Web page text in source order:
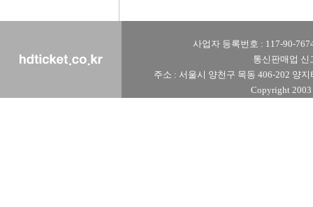
사업자 등록번호 : 117-90-
통신판매업 신
주소 : 서울시 양천구 목동 406-202 양
Copyright